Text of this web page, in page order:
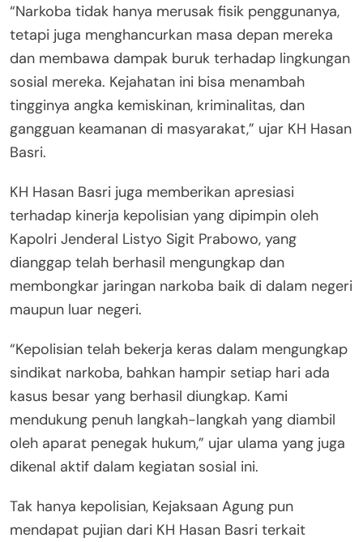
“Narkoba tidak hanya merusak fisik penggunanya,
tetapi juga menghancurkan masa depan mereka
dan membawa dampak buruk terhadap lingkungan
sosial mereka. Kejahatan ini bisa menambah
tingginya angka kemiskinan, kriminalitas, dan
gangguan keamanan di masyarakat,” ujar KH Hasan
Basri.
KH Hasan Basri juga memberikan apresiasi
terhadap kinerja kepolisian yang dipimpin oleh
Kapolri Jenderal Listyo Sigit Prabowo, yang
dianggap telah berhasil mengungkap dan
membongkar jaringan narkoba baik di dalam negeri
maupun luar negeri.
“Kepolisian telah bekerja keras dalam mengungkap
sindikat narkoba, bahkan hampir setiap hari ada
kasus besar yang berhasil diungkap. Kami
mendukung penuh langkah-langkah yang diambil
oleh aparat penegak hukum,” ujar ulama yang juga
dikenal aktif dalam kegiatan sosial ini.
Tak hanya kepolisian, Kejaksaan Agung pun
mendapat pujian dari KH Hasan Basri terkait